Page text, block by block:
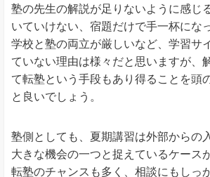
塾の先生の解説が足りないように感じ
いていけない、宿題だけで手一杯にな
学校と塾の両立が厳しいなど、学習サ
ていない理由は様々だと思いますが、
て転塾という手段もあり得ることを頭
と良いでしょう。
塾側としても、夏期講習は外部からの
大きな機会の一つと捉えているケース
転塾のチャンスも多く、相談にもしっ